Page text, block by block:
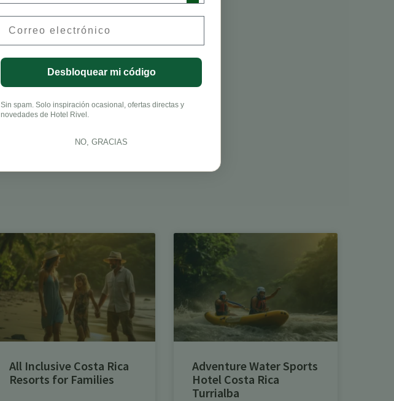
All Inclusive Costa Rica
Resorts for Families
Adventure Water Sports
Hotel Costa Rica
Turrialba
Desbloquear mi código
Sin spam. Solo inspiración ocasional, ofertas directas y
novedades de Hotel Rivel.
NO, GRACIAS